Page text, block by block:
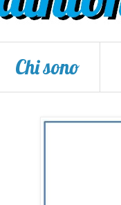
Chi sono